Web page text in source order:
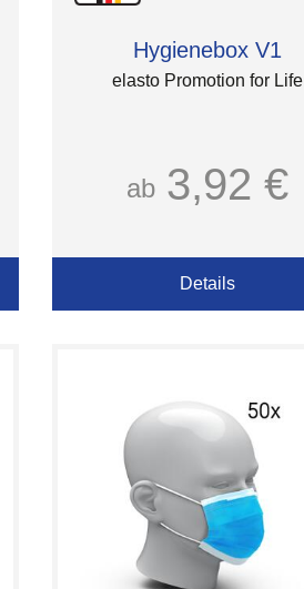
Hygienebox V1
elasto Promotion for Life
ab 3,92 €
Details